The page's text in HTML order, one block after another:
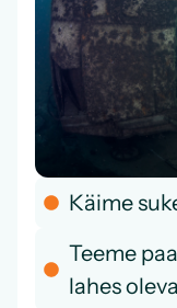
Käime
Teeme
lahes